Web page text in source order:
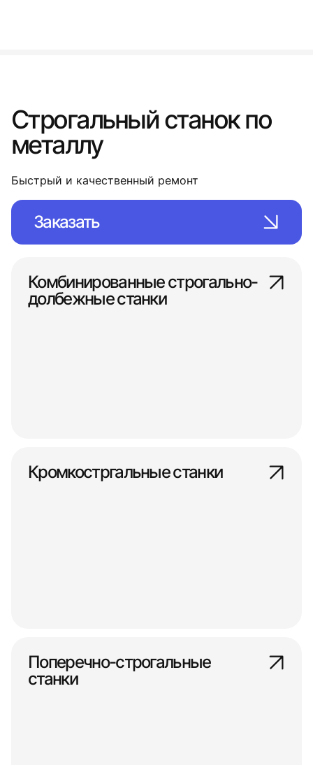
Строгальный станок по
металлу
Быстрый и качественный ремонт
Заказать
Комбинированные строгально-
долбежные станки
Кромкостргальные станки
Поперечно-строгальные
станки